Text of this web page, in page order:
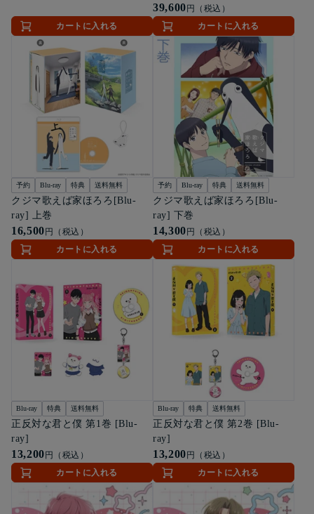
カートに入れる
39,600 円（税込）
カートに入れる
予約 Blu-ray 特典 送料無料
クジマ歌えば家ほろろ[Blu-
ray] 上巻
16,500 円（税込）
カートに入れる
予約 Blu-ray 特典 送料無料
クジマ歌えば家ほろろ[Blu-
ray] 下巻
14,300 円（税込）
カートに入れる
Blu-ray 特典 送料無料
正反対な君と僕 第1巻 [Blu-
ray]
13,200 円（税込）
カートに入れる
Blu-ray 特典 送料無料
正反対な君と僕 第2巻 [Blu-
ray]
13,200 円（税込）
カートに入れる